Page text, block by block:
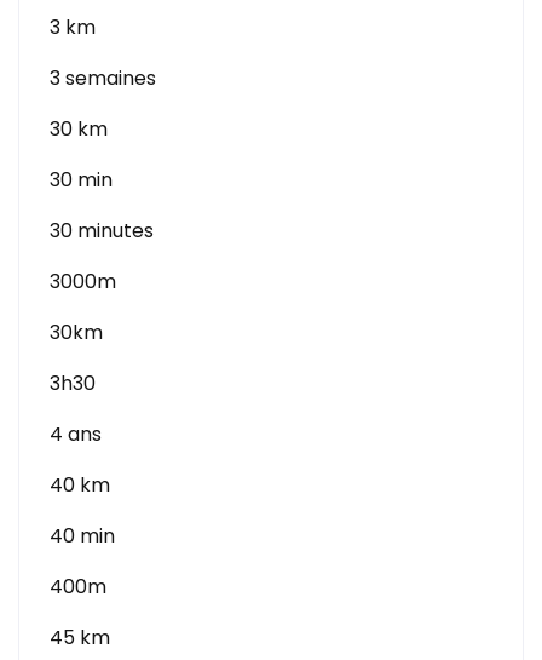
3 km
3 semaines
30 km
30 min
30 minutes
3000m
30km
3h30
4 ans
40 km
40 min
400m
45 km